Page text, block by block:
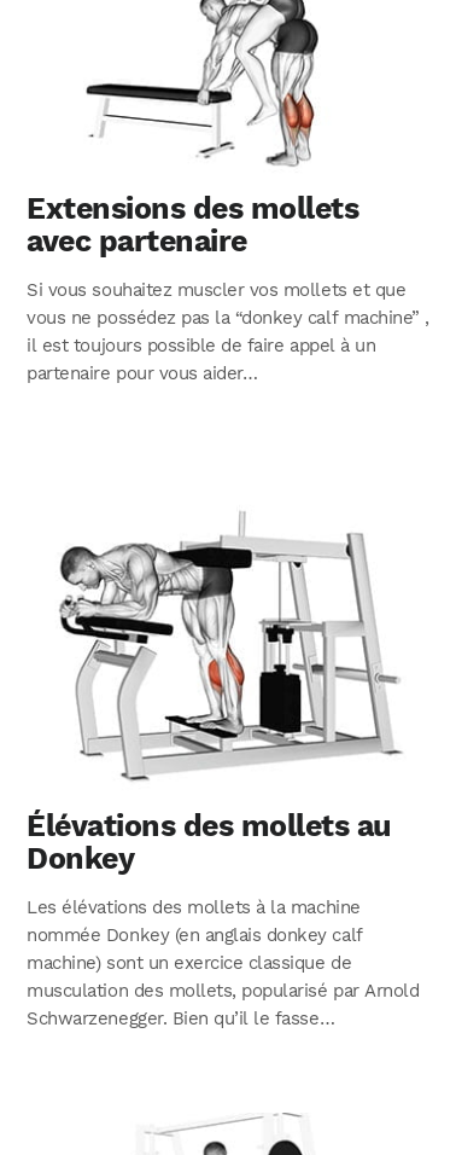
Extensions des mollets
avec partenaire
Si vous souhaitez muscler vos mollets et que
vous ne possédez pas la “donkey calf machine” ,
il est toujours possible de faire appel à un
partenaire pour vous aider…
Élévations des mollets au
Donkey
Les élévations des mollets à la machine
nommée Donkey (en anglais donkey calf
machine) sont un exercice classique de
musculation des mollets, popularisé par Arnold
Schwarzenegger. Bien qu’il le fasse…